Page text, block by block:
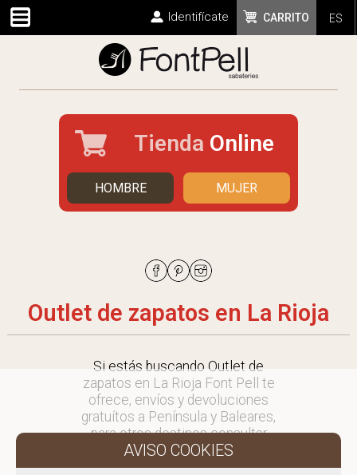
ES
CARRITO
Identifícate
Tienda Online
HOMBRE MUJER
Outlet de zapatos en La Rioja
Si estás buscando Outlet de
zapatos en La Rioja Font Pell te
ofrece, envíos y devoluciones
gratuítos a Península y Baleares,
para otros destinos consultar
en comercial@fontpell.com.